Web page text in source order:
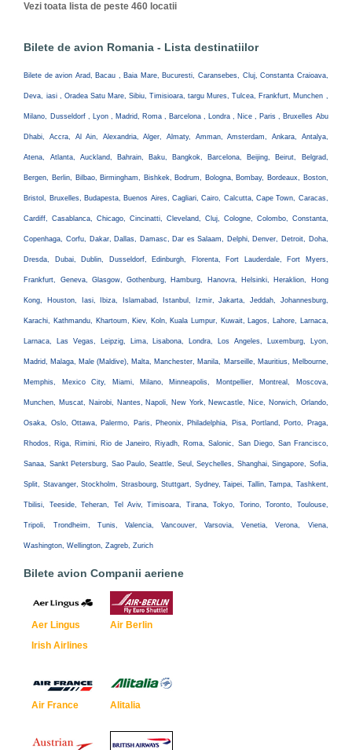
Vezi toata lista de peste 460 locatii
Bilete de avion Romania - Lista destinatiilor
Bilete de avion Arad, Bacau , Baia Mare, Bucuresti, Caransebes, Cluj, Constanta Craioava,
Deva, iasi , Oradea Satu Mare, Sibiu, Timisioara, targu Mures, Tulcea, Frankfurt, Munchen ,
Milano, Dusseldorf , Lyon , Madrid, Roma , Barcelona , Londra , Nice , Paris , Bruxelles Abu
Dhabi, Accra, Al Ain, Alexandria, Alger, Almaty, Amman, Amsterdam, Ankara, Antalya,
Atena, Atlanta, Auckland, Bahrain, Baku, Bangkok, Barcelona, Beijing, Beirut, Belgrad,
Bergen, Berlin, Bilbao, Birmingham, Bishkek, Bodrum, Bologna, Bombay, Bordeaux, Boston,
Bristol, Bruxelles, Budapesta, Buenos Aires, Cagliari, Cairo, Calcutta, Cape Town, Caracas,
Cardiff, Casablanca, Chicago, Cincinatti, Cleveland, Cluj, Cologne, Colombo, Constanta,
Copenhaga, Corfu, Dakar, Dallas, Damasc, Dar es Salaam, Delphi, Denver, Detroit, Doha,
Dresda, Dubai, Dublin, Dusseldorf, Edinburgh, Florenta, Fort Lauderdale, Fort Myers,
Frankfurt, Geneva, Glasgow, Gothenburg, Hamburg, Hanovra, Helsinki, Heraklion, Hong
Kong, Houston, Iasi, Ibiza, Islamabad, Istanbul, Izmir, Jakarta, Jeddah, Johannesburg,
Karachi, Kathmandu, Khartoum, Kiev, Koln, Kuala Lumpur, Kuwait, Lagos, Lahore, Larnaca,
Larnaca, Las Vegas, Leipzig, Lima, Lisabona, Londra, Los Angeles, Luxemburg, Lyon,
Madrid, Malaga, Male (Maldive), Malta, Manchester, Manila, Marseille, Mauritius, Melbourne,
Memphis, Mexico City, Miami, Milano, Minneapolis, Montpellier, Montreal, Moscova,
Munchen, Muscat, Nairobi, Nantes, Napoli, New York, Newcastle, Nice, Norwich, Orlando,
Osaka, Oslo, Ottawa, Palermo, Paris, Pheonix, Philadelphia, Pisa, Portland, Porto, Praga,
Rhodos, Riga, Rimini, Rio de Janeiro, Riyadh, Roma, Salonic, San Diego, San Francisco,
Sanaa, Sankt Petersburg, Sao Paulo, Seattle, Seul, Seychelles, Shanghai, Singapore, Sofia,
Split, Stavanger, Stockholm, Strasbourg, Stuttgart, Sydney, Taipei, Tallin, Tampa, Tashkent,
Tbilisi, Teeside, Teheran, Tel Aviv, Timisoara, Tirana, Tokyo, Torino, Toronto, Toulouse,
Tripoli, Trondheim, Tunis, Valencia, Vancouver, Varsovia, Venetia, Verona, Viena,
Washington, Wellington, Zagreb, Zurich
Bilete avion Companii aeriene
Aer Lingus
Irish Airlines
Air Berlin
Air France Alitalia